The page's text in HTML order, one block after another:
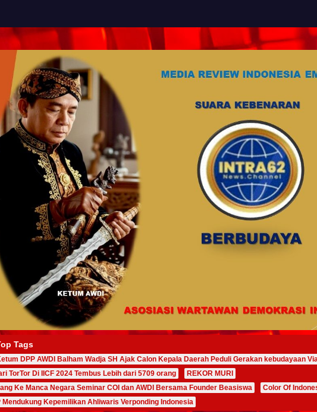
Tags
DPP AWDI Balham Wadja SH Ajak Calon Kepala Daerah Peduli Gerakan kebudayaan
TorTor Di IICF 2024 Tembus Lebih dari 5709 orang
REKOR MURI
Ke Manca Negara Seminar COI dan AWDI Bersama Founder Beasiswa
Color Of
Mendukung Kepemilikan Ahliwaris Verponding Indonesia